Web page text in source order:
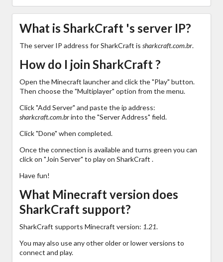
What is SharkCraft 's server IP?
The server IP address for SharkCraft is sharkcraft.com.br.
How do I join SharkCraft ?
Open the Minecraft launcher and click the "Play" button.
Then choose the "Multiplayer" option from the menu.
Click "Add Server" and paste the ip address:
sharkcraft.com.brinto the "Server Address" field.
Click "Done" when completed.
Once the connection is available and turns green you can
click on "Join Server" to play on SharkCraft .
Have fun!
What Minecraft version does
SharkCraft support?
SharkCraft supports Minecraft version: 1.21.
You may also use any other older or lower versions to
connect and play.